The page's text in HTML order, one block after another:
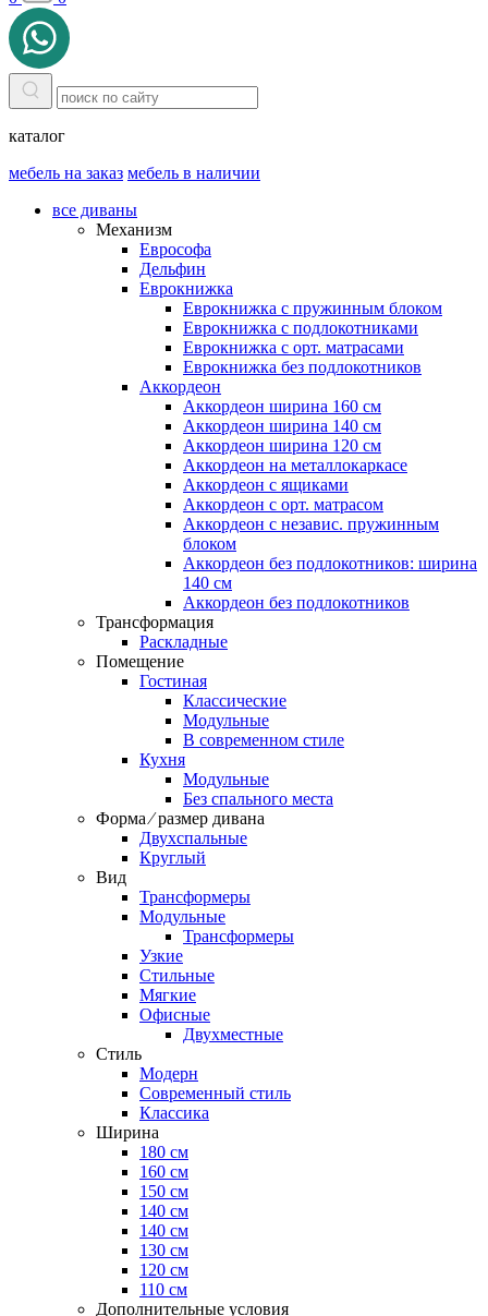
каталог
мебель на заказ мебель в наличии
все диваны
Механизм
Еврософа
Дельфин
Еврокнижка
Еврокнижка с пружинным блоком
Еврокнижка с подлокотниками
Еврокнижка с орт. матрасами
Еврокнижка без подлокотников
Аккордеон
Аккордеон ширина 160 см
Аккордеон ширина 140 см
Аккордеон ширина 120 см
Аккордеон на металлокаркасе
Аккордеон c ящиками
Аккордеон c орт. матрасом
Аккордеон c независ. пружинным
блоком
Аккордеон без подлокотников: ширина
140 см
Аккордеон без подлокотников
Трансформация
Раскладные
Помещение
Гостиная
Классические
Модульные
В современном стиле
Кухня
Модульные
Без спального места
Форма ⁄ размер дивана
Двухспальные
Круглый
Вид
Трансформеры
Модульные
Трансформеры
Узкие
Стильные
Мягкие
Офисные
Двухместные
Стиль
Модерн
Современный стиль
Классика
Ширина
180 см
160 см
150 см
140 см
140 см
130 см
120 см
110 см
Дополнительные условия